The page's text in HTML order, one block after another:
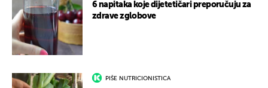
6 napitaka koje dijetetičari preporučuju za
zdrave zglobove
PIŠE NUTRICIONISTICA